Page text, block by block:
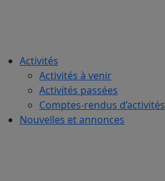
Activités
Activités à venir
Activités passées
Comptes-rendus d’activités
Nouvelles et annonces